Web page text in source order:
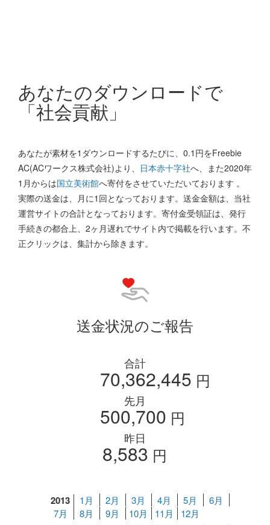
あなたのダウンロードで
「社会貢献」
あなたが素材を1ダウンロードするたびに、0.1円をFreebie
AC(ACワークス株式会社)より、 日本赤十字社へ、また2020年
1月からは国立美術館へ寄付をさせていただいております 。
実際の送金は、月に1回となっております。送金金額は、当社
運営サイトの合計となっております。寄付金受領証は、発行
手続きの都合上、2ヶ月遅れでサイト内で掲載を行います。不
正クリックは、集計から除きます。
送金状況のご報告
合計
70,362,445 円
先月
500,700 円
昨日
8,583 円
2013 1月 2月 3月 4月 5月
6月
7月
8月 9月 10月 11月 12月